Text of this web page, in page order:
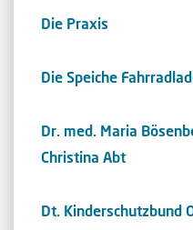
Die Praxis
Die Speiche
Dr. med. Maria
Christina Abt
Dt. Kinderschutzbund